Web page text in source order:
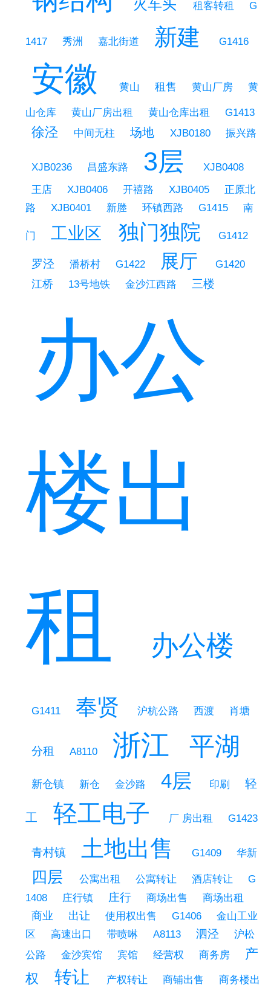
火车头 租客转租 G
1417 秀洲 嘉北街道 新建 G1416
安徽 黄山 租售 黄山厂房 黄
山仓库 黄山厂房出租 黄山仓库出租 G1413
徐泾 中间无柱 场地 XJB0180 振兴路
XJB0236 昌盛东路 3层 XJB0408
王店 XJB0406 开禧路 XJB0405
正原北
路
XJB0401 新塍 环镇西路 G1415 南
门 工业区 独门独院 G1412
罗泾 潘桥村 G1422 展厅 G1420
江桥 13号地铁 金沙江西路 三楼
办公
楼出
租
办公楼
G1411 奉贤 沪杭公路 西渡 肖塘
分租 A8110 浙江 平湖
新仓镇 新仓 金沙路 4层 印刷 轻
工 轻工电子 厂 房出租 G1423
青村镇 土地出售 G1409 华新
四层 公寓出租 公寓转让 酒店转让
G
1408
庄行镇 庄行 商场出售
商场出租
商业
出让 使用权出售 G1406
金山工业
区
高速出口 带喷啉 A8113 泗泾
沪松
公路
金沙宾馆 宾馆 经营权 商务房
产
权
转让 产权转让 商铺出售 商务楼出